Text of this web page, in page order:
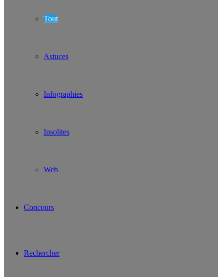
Tout
Astuces
Infographies
Insolites
Web
Concours
Rechercher